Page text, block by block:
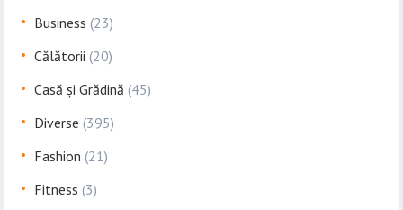
Business (23)
Călătorii (20)
Casă și Grădină (45)
Diverse (395)
Fashion (21)
Fitness (3)